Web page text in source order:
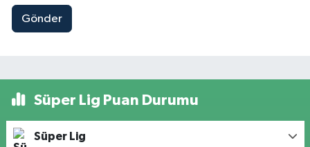
Gönder
Süper Lig Puan Durumu
Süper Lig